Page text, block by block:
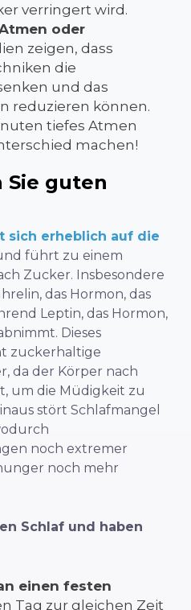
verringert wird.
oder
zeigen, dass
die
und das
reduzieren können.
tiefes Atmen
machen!
Sie guten
sich erheblich auf die
führt zu einem
Zucker. Insbesondere
das Hormon, das
Leptin, das Hormon,
Dieses
zuckerhaltige
da der Körper nach
um die Müdigkeit zu
stört Schlafmangel
noch extremer
noch mehr
Schlaf und haben
einen festen
Tag zur gleichen Zeit